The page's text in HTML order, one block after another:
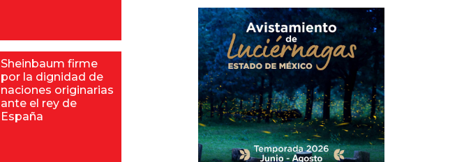
Sheinbaum firme
por la dignidad de
naciones originarias
ante el rey de
España